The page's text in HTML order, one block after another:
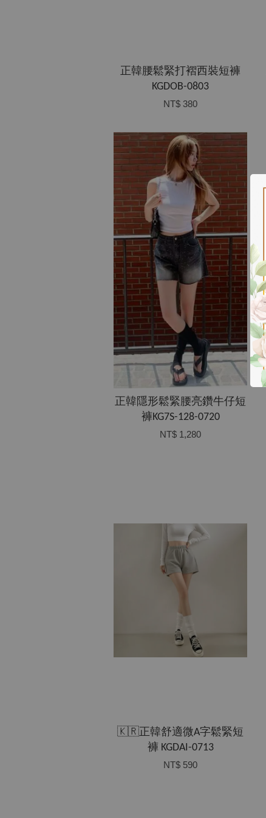
正韓腰鬆緊打褶西裝短褲
KGDOB-0803
NT$ 380
正韓隱形鬆緊腰亮鑽牛仔短
褲KG7S-128-0720
NT$ 1,280
🇰🇷正韓舒適微A字鬆緊短
褲 KGDAI-0713
NT$ 590